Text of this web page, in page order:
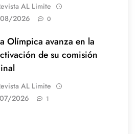
AL Limite
2026
0
Olímpica avanza en la
de su comisión
AL Limite
2026
1